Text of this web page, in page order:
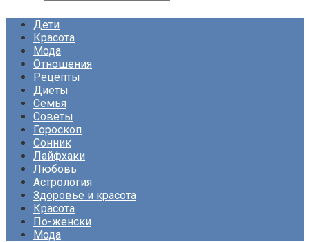
Дети
Красота
Мода
Отношения
Рецепты
Диеты
Семья
Советы
Гороскоп
Сонник
Лайфхаки
Любовь
Астрология
Здоровье и красота
Красота
По-женски
Мода